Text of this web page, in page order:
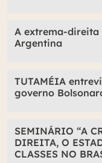
A extrema-direita
Argentina
TUTAMÉIA
governo
SEMINÁRIO “A
DIREITA, O
CLASSES NO